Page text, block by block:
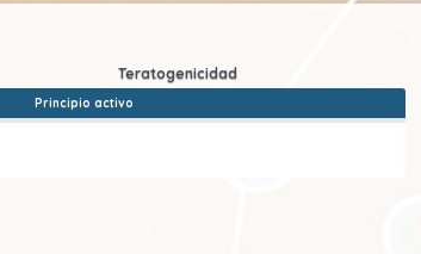
Principio activo